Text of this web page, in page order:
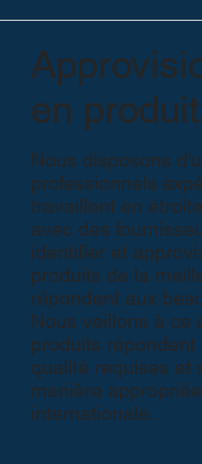
en
Nous disposons
professionnels
travaillent en
avec des
identifier et
produits de la
répondent aux
Nous veillons à ce
produits
qualité requises et
manière
internationale.